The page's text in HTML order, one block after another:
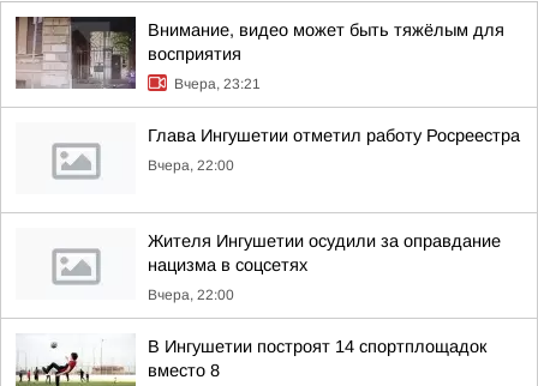
Внимание, видео может быть тяжёлым для
восприятия
Вчера, 23:21
Глава Ингушетии отметил работу Росреестра
Вчера, 22:00
Жителя Ингушетии осудили за оправдание
нацизма в соцсетях
Вчера, 22:00
В Ингушетии построят 14 спортплощадок
вместо 8